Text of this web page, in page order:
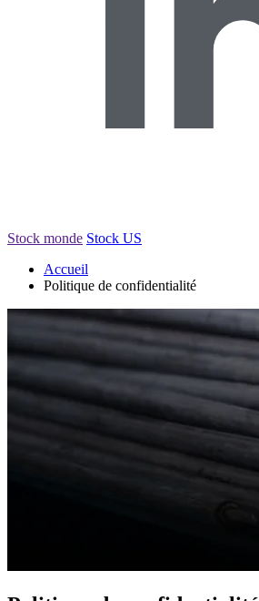
Stock monde Stock US
Accueil
Politique de confidentialité